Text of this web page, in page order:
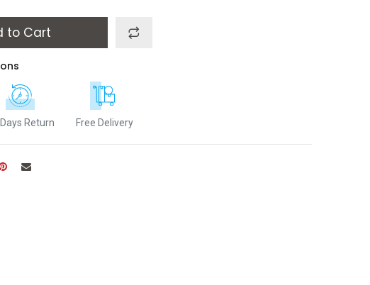
to Cart
Return Free Delivery